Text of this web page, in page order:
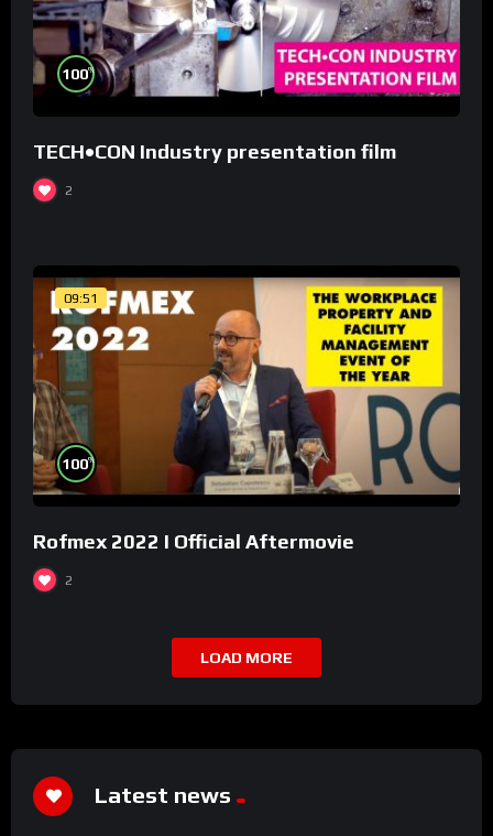
100%
TECH•CON Industry presentation film
2
09:51
100%
Rofmex 2022 I Official Aftermovie
2
LOAD MORE
Latest news